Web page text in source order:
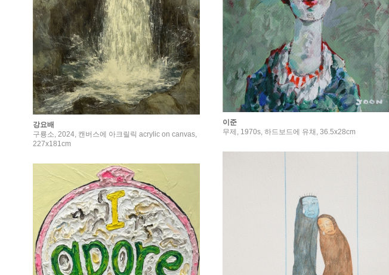
이준
무제, 1970s, 하드보드에 유채, 36.5x28cm
강요배
구룡소, 2024, 캔버스에 아크릴릭 acrylic on canvas,
227x181cm